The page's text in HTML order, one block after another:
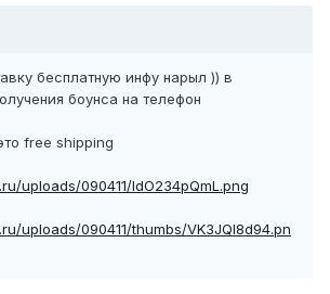
бесплатную инфу нарыл )) в
боунса на телефон
free shipping
uploads/090411/IdO234pQmL.png
uploads/090411/thumbs/VK3JQl8d94.pn